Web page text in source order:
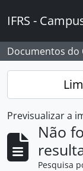
IFRS -
Documentos do
Previsualizar a
Não
Pesquisa